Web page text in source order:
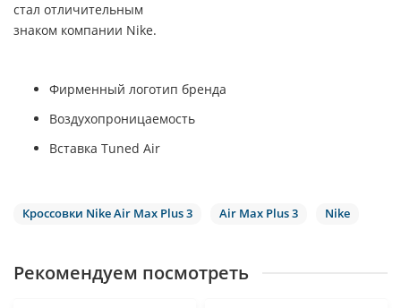
стал отличительным
знаком компании Nike.
Фирменный логотип бренда
Воздухопроницаемость
Вставка Tuned Air
Кроссовки Nike Air Max Plus 3 Air Max Plus 3 Nike
Рекомендуем посмотреть